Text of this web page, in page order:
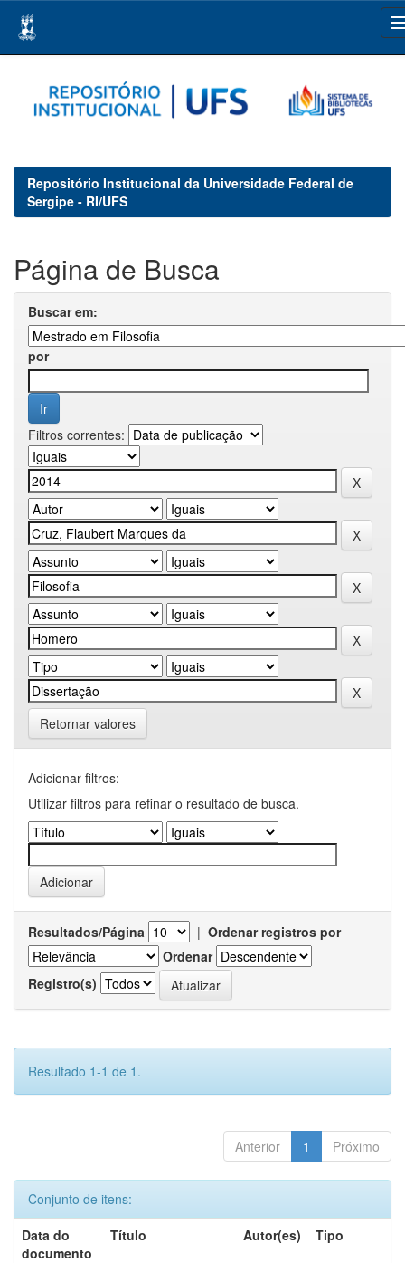
navigation
Repositório Institucional da Universidade Federal de
Sergipe - RI/UFS
Página de Busca
Buscar em:
por
Filtros correntes:
Retornar valores
Adicionar filtros:
Utilizar filtros para refinar o resultado de busca.
Resultados/Página | Ordenar registros por
Ordenar
Registro(s)
Resultado 1-1 de 1.
Anterior 1 Próximo
Conjunto de itens:
Data do
documento
Título Autor(es) Tipo